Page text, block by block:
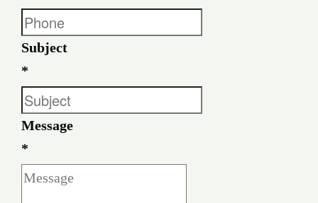
Subject
*
Message
*